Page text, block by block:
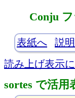
Conju
表紙へ 説
読み上げ表示
sortes で活用